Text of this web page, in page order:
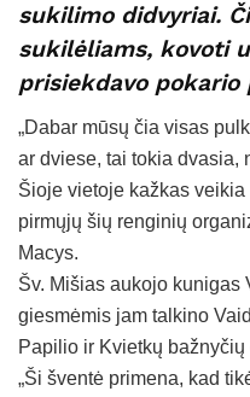
sukilimo didvyriai.
sukilėliams, kovoti
prisiekdavo pokario
„Dabar mūsų čia visas
ar dviese, tai tokia dvasia,
Šioje vietoje kažkas
pirmųjų šių renginių
Macys.
Šv. Mišias aukojo kunigas
giesmėmis jam talkino
Papilio ir Kvietkų bažnyčių
„Ši šventė primena, kad